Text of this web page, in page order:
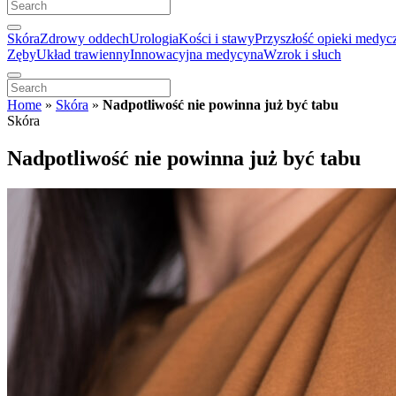
SkóraZdrowy oddechUrologiaKości i stawyPrzyszłość opieki
ZębyUkład trawiennyInnowacyjna medycynaWzrok i słuch
Home » Skóra » Nadpotliwość nie powinna już być tabu
Skóra
Nadpotliwość nie powinna już być tabu